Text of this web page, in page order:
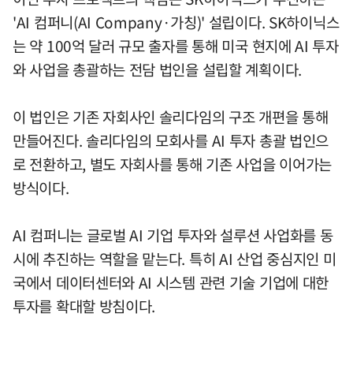
'AI 컴퍼니(AI Company·가칭)' 설립이다. SK하이닉스
는 약 100억 달러 규모 출자를 통해 미국 현지에 AI 투자
와 사업을 총괄하는 전담 법인을 설립할 계획이다.
이 법인은 기존 자회사인 솔리다임의 구조 개편을 통해
만들어진다. 솔리다임의 모회사를 AI 투자 총괄 법인으
로 전환하고, 별도 자회사를 통해 기존 사업을 이어가는
방식이다.
AI 컴퍼니는 글로벌 AI 기업 투자와 설루션 사업화를 동
시에 추진하는 역할을 맡는다. 특히 AI 산업 중심지인 미
국에서 데이터센터와 AI 시스템 관련 기술 기업에 대한
투자를 확대할 방침이다.